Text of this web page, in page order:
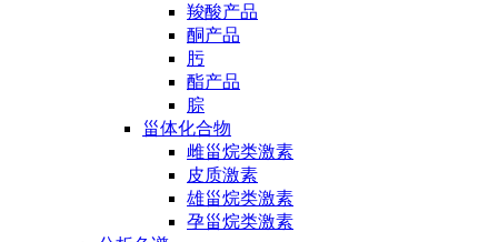
羧酸产品
酮产品
肟
酯产品
腙
甾体化合物
雌甾烷类激素
皮质激素
雄甾烷类激素
孕甾烷类激素